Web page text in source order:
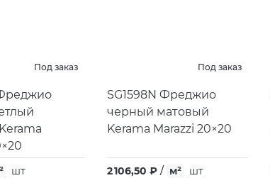
Под заказ
шт
Под заказ
SG1598N Фреджио
черный матовый
Kerama Marazzi 20×20
2 106,50 ₽ / м²
шт